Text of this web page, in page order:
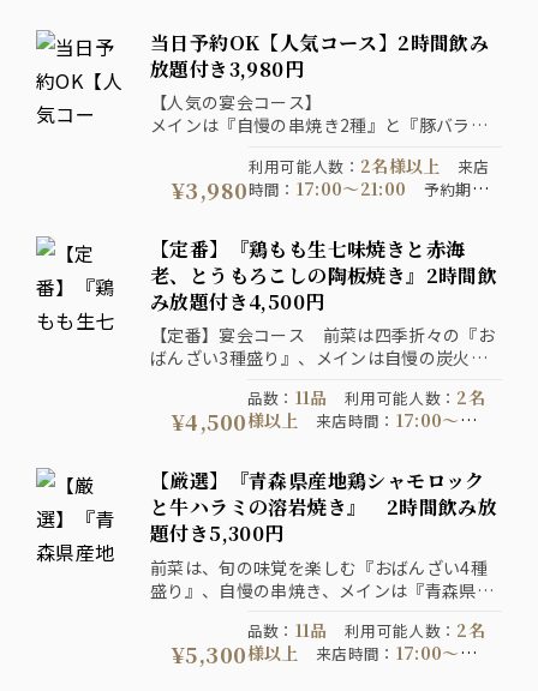
当日予約OK【人気コース】2時間飲み
放題付き3,980円
【人気の宴会コース】
メインは『自慢の串焼き2種』と『豚バラと
『料理10品』の2時間飲み放題付き宴会コー
ス！¥3,980
利用可能人数 ： 2名様以上
来店
時間 ： 17:00〜21:00
予約期
コース開催期間：通年
【定番】『鶏もも生七味焼きと赤海
老、とうもろこしの陶板焼き』2時間飲
み放題付き4,500円
【定番】宴会コース 前菜は四季折々の『お
ばんざい3種盛り』、メインは自慢の炭火焼
ろこしの陶板焼き』、〆の『せいろ蕎麦』が
付いた『料理11品』の2時間飲み放題付き宴
¥4,500
品数 ： 11品 利用可能人数： 2名
様以上
来店時間 ： 17:00〜
ご予約ください
間：120分制 コース開催期間：
2026-07-06以降 注意事項：写
真はイメージです。表示価格は
全て税込価格です。
【厳選】『青森県産地鶏シャモロック
と牛ハラミの溶岩焼き』 2時間飲み放
題付き5,300円
前菜は、旬の味覚を楽しむ『おばんざい4種
盛り』、自慢の串焼き、メインは『青森県産
を愉しめる【料理11品】2時間飲み放題付き
の厳選コース！
¥5,300
品数 ： 11品 利用可能人数： 2名
様以上
来店時間 ： 17:00〜